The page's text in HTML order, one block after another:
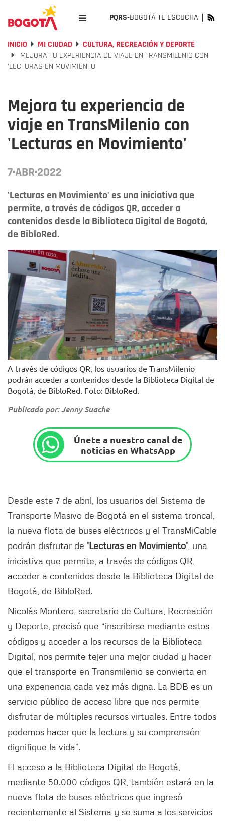
PQRS-BOGOTÁ TE ESCUCHA
INICIO MI CIUDAD
CULTURA, RECREACIÓN Y DEPORTE
MEJORA TU EXPERIENCIA DE VIAJE EN TRANSMILENIO CON
'LECTURAS EN MOVIMIENTO'
Mejora tu experiencia de
viaje en TransMilenio con
'Lecturas en Movimiento'
7·ABR·2022
'Lecturas en Movimiento' es una iniciativa que
permite, a través de códigos QR, acceder a
contenidos desde la Biblioteca Digital de Bogotá,
de BibloRed.
A través de códigos QR, los usuarios de TransMilenio
podrán acceder a contenidos desde la Biblioteca Digital de
Bogotá, de BibloRed. Foto: BibloRed.
Publicado por: Jenny Suache
Únete a nuestro canal de
noticias en WhatsApp
Desde este 7 de abril, los usuarios del Sistema de
Transporte Masivo de Bogotá en el sistema troncal,
la nueva flota de buses eléctricos y el TransMiCable
podrán disfrutar de 'Lecturas en Movimiento' , una
iniciativa que permite, a través de códigos QR,
acceder a contenidos desde la Biblioteca Digital de
Bogotá, de BibloRed.
Nicolás Montero, secretario de Cultura, Recreación
y Deporte, precisó que “inscribirse mediante estos
códigos y acceder a los recursos de la Biblioteca
Digital, nos permite tejer una mejor ciudad y hacer
que el transporte en Transmilenio se convierta en
una experiencia cada vez más digna. La BDB es un
servicio público de acceso libre que nos permite
disfrutar de múltiples recursos virtuales. Entre todos
podemos hacer que la lectura y su comprensión
dignifique la vida”.
El acceso a la Biblioteca Digital de Bogotá,
mediante 50.000 códigos QR, también estará en la
nueva flota de buses eléctricos que ingresó
recientemente al Sistema y se suma a los servicios